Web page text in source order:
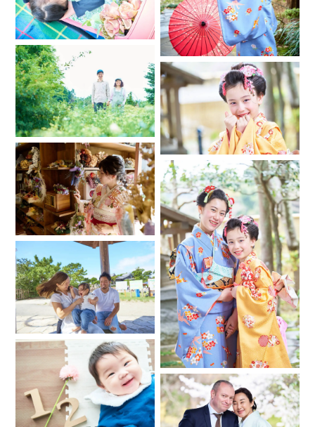
❇︎お子様がいらっしゃる場合は、性別、お名前、年齢(1歳未満
のお子様は月齢)
主役、その他のお子様も全てお願い致します。
❇︎親御様、及び主役のお子様、その他撮影に来られる方全員の
主役から見た普段の呼び名(ママ、お母さん、おじいちゃん、
○○ちゃんなど)
❇︎2歳未満のお子様の場合、お子様の成長度合い(首が座った、
つかまり立ち、歩けるようになったなど）
❇︎写られる方のお子様全員の性格(好きなものや人見知りな
ど）
❇︎日時と場所
❇︎最寄駅 ○○線○○駅からの距離と時間
❇︎撮影場所の許可の有無 無い場合は許可を得てからご連絡下
さい。
神社やお寺、公園や遊園地など管理されている場所では撮影
前と後に社務所や事務所などにご挨拶に伺っております。
現場へ到着後、管理側から撮影NGとなった場合、撮影できか
ねます。
事前のご確認くれぐれもお願い致します。
出張撮影禁止の神社仏閣の一例
神奈川県
https://fotowa.com/faq/?
cat=44#%E7%A5%9E%E5%A5%88%E5%B7%9D%E7%9C%8C
東京都